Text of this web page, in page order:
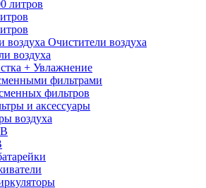
литров
Очистители воздуха
воздуха
+ Увлажнение
фильтрами
фильтров
и аксессуары
воздуха